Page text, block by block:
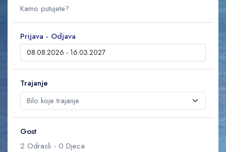
Prijava - Odjava
Trajanje
Gost
2 Odrasli - 0 Djeca